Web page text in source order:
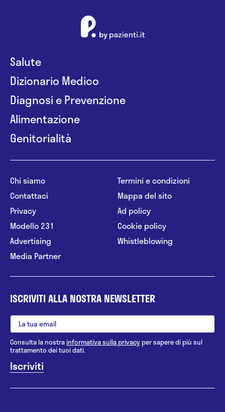
Salute
Dizionario Medico
Diagnosi e Prevenzione
Alimentazione
Genitorialità
Chi siamo
Contattaci
Privacy
Modello 231
Advertising
Media Partner
Termini e condizioni
Mappa del sito
Ad policy
Cookie policy
Whistleblowing
ISCRIVITI ALLA NOSTRA NEWSLETTER
Consulta la nostrainformativa sulla privacy per sapere di più sul
trattamento dei tuoi dati.